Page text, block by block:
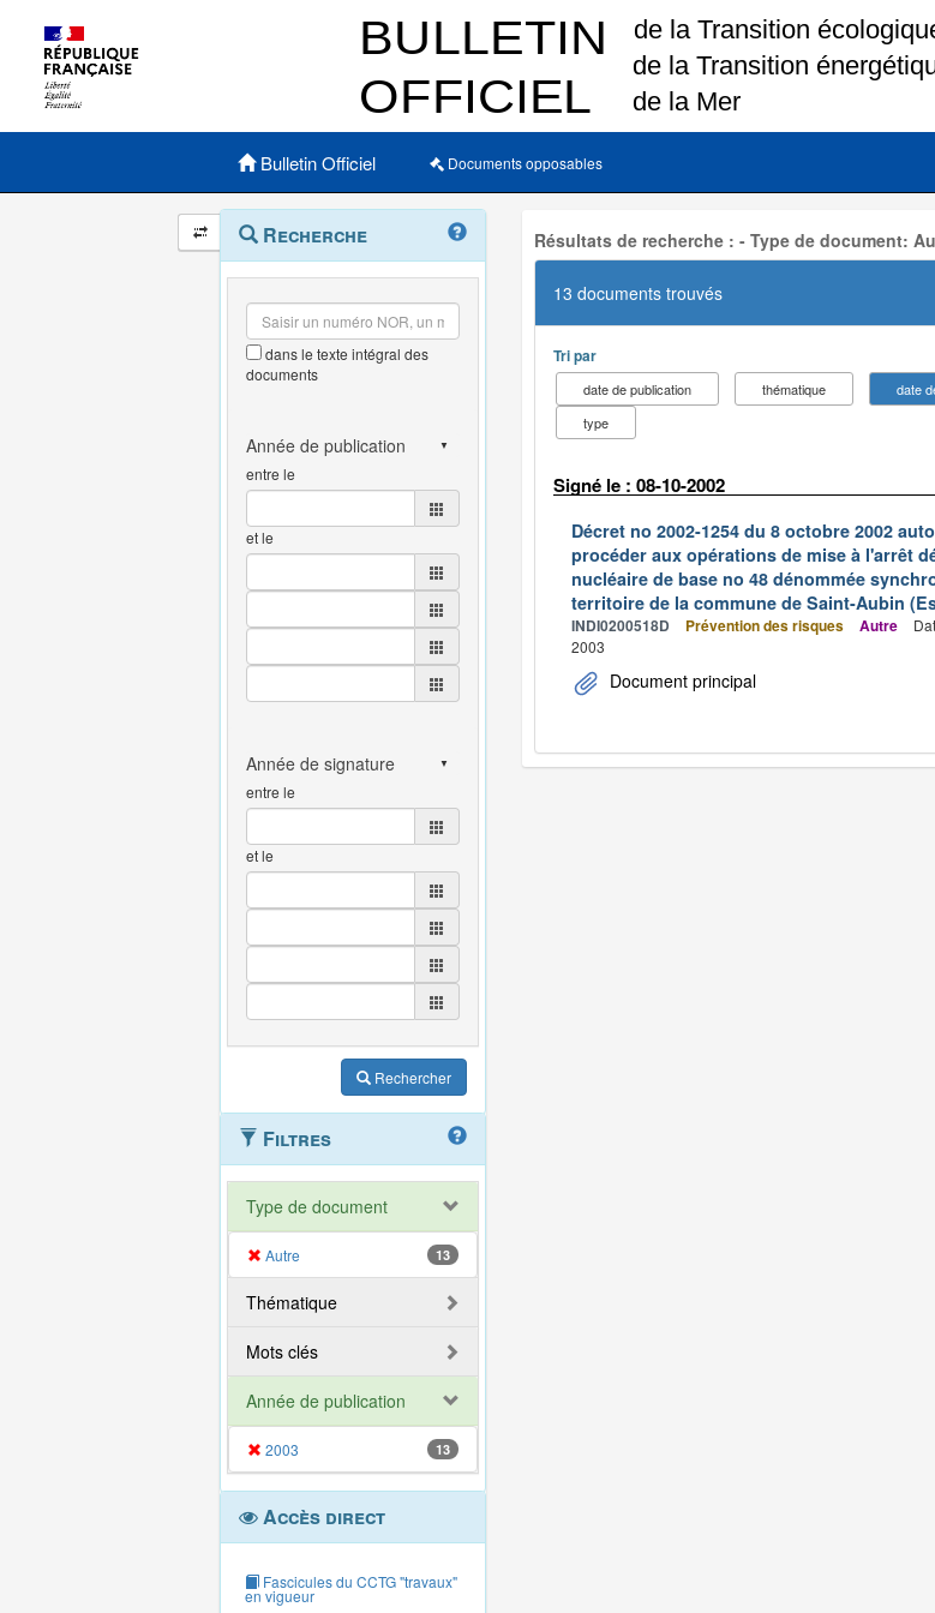
Menu principal
Bulletin Officiel Documents opposables
Navigation
et
outils
annexes
Menu
contextuel
Recherche
dans le texte intégral des
documents
entre le
et le
entre le
et le
Rechercher
Filtres
Type de document
Autre 13
Thématique
Mots clés
Année de publication
2003 13
Accès direct
Fascicules du CCTG "travaux"
en vigueur
Résultats de recherche : - Type de document:
13 documents trouvés
Tri par
date de publication thématique
date
type
Signé le : 08-10-2002
Décret no 2002-1254 du 8 octobre 2002
procéder aux opérations de mise à l'arrêt
nucléaire de base no 48 dénommée
territoire de la commune de Saint-Aubin
INDI0200518D Prévention des risques Autre
2003
Document principal